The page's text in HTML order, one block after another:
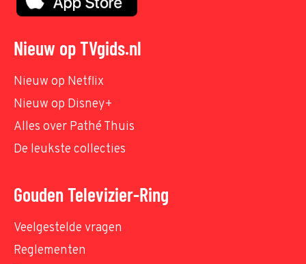
Nieuw op TVgids.nl
Nieuw op Netflix
Nieuw op Disney+
Alles over Pathé Thuis
De leukste collecties
Gouden Televizier-Ring
Veelgestelde vragen
Reglementen